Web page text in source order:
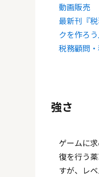
動画販売
最新刊『
クを作ろう
税務顧問
強さ
ゲームに
復を行う
すが、レ